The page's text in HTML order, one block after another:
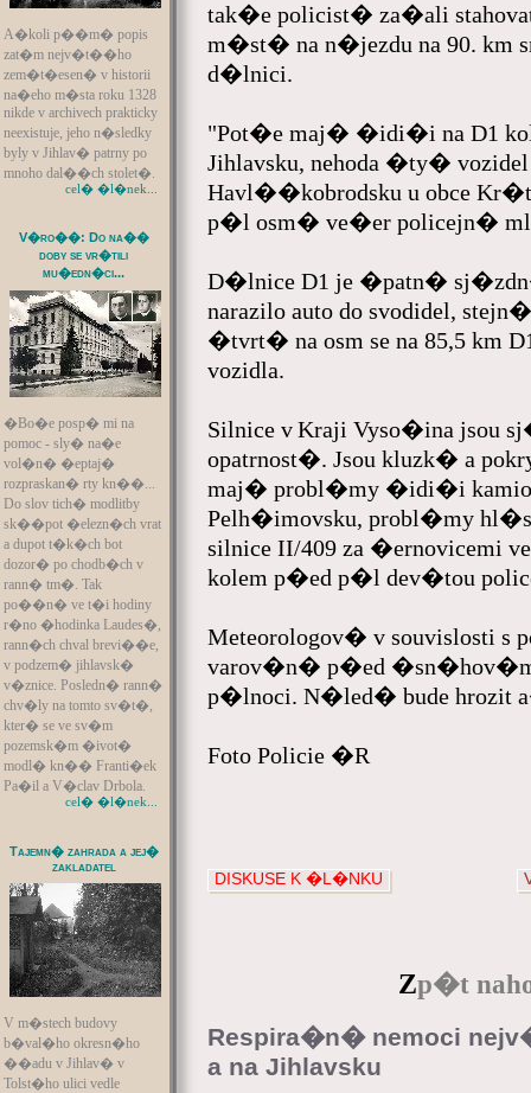
A�koli p��m� popis
zat�m nejv�t��ho
zem�t�esen� v historii
na�eho m�sta roku 1328
nikde v archivech prakticky
neexistuje, jeho n�sledky
byly v Jihlav� patrny po
mnoho dal��ch stolet�.
cel� �l�nek...
V�ro��: Do na��
doby se vr�tili
mu�edn�ci...
�Bo�e posp� mi na
pomoc - sly� na�e
vol�n� �eptaj�
rozpraskan� rty kn��...
Do slov tich� modlitby
sk��pot �elezn�ch vrat
a dupot t�k�ch bot
dozor� po chodb�ch v
rann� tm�. Tak
po��n� ve t�i hodiny
r�no �hodinka Laudes�,
rann�ch chval brevi��e,
v podzem� jihlavsk�
v�znice. Posledn� rann�
chv�ly na tomto sv�t�,
kter� se ve sv�m
pozemsk�m �ivot�
modl� kn�� Franti�ek
Pa�il a V�clav Drbola.
cel� �l�nek...
Tajemn� zahrada a jej�
zakladatel
V m�stech budovy
b�val�ho okresn�ho
��adu v Jihlav� v
Tolst�ho ulici vedle
tak�e policist� za�ali
m�st� na n�jezdu na 90. km
d�lnici.
"Pot�e maj� �idi�i na D1
Jihlavsku, nehoda �ty�
Havl��kobrodsku u obce
p�l osm� ve�er policejn�
D�lnice D1 je �patn�
narazilo auto do svodidel,
�tvrt� na osm se na 85,5 km
vozidla.
Silnice v Kraji Vyso�ina jsou
opatrnost�. Jsou kluzk� a
maj� probl�my �idi�i
Pelh�imovsku, probl�my
silnice II/409 za �ernovicemi
kolem p�ed p�l dev�tou
Meteorologov� v souvislosti
varov�n� p�ed
p�lnoci. N�led� bude hrozit
Foto Policie �R
DISKUSE K �L�NKU
Zp�t
Respira�n� nemoci
a na Jihlavsku